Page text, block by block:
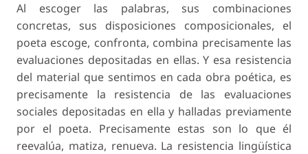
Al escoger las palabras, sus combinaciones
concretas, sus disposiciones composicionales, el
poeta escoge, confronta, combina precisamente las
evaluaciones depositadas en ellas. Y esa resistencia
del material que sentimos en cada obra poética, es
precisamente la resistencia de las evaluaciones
sociales depositadas en ella y halladas previamente
por el poeta. Precisamente estas son lo que él
reevalúa, matiza, renueva. La resistencia lingüística